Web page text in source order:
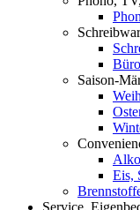
Saison-
Eis,
Service,